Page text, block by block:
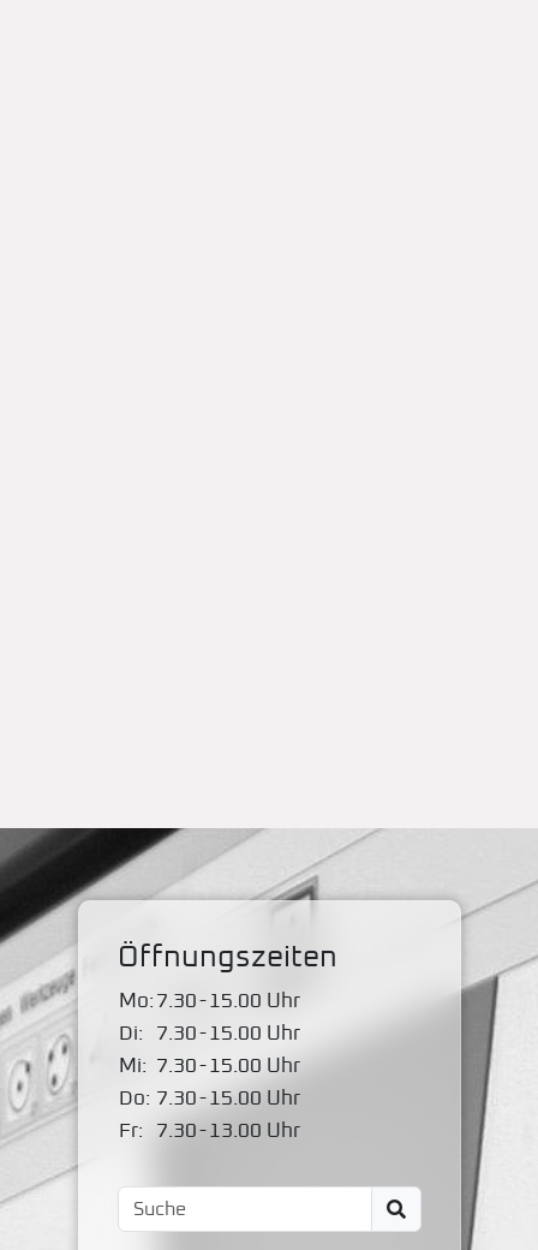
Öffnungszeiten
Mo: 7.30- 15.00 Uhr
Di:
7.30- 15.00 Uhr
Mi: 7.30- 15.00 Uhr
Do: 7.30- 15.00 Uhr
Fr:
7.30- 13.00 Uhr